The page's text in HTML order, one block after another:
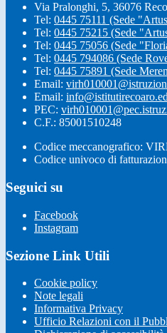
Via Pralonghi, 5, 36076
Tel: 0445 75111 (Sede
Tel: 0445 75215 (Sede
Tel: 0445 75056 (Sede
Tel: 0445 794086 (Sede
Tel: 0445 75891 (Sede
Email:
Email:
PEC:
C.F.: 85001510248
Codice meccanografico:
Codice univoco di
Seguici su
Facebook
Instagram
Sezione Link Utili
Cookie policy
Note legali
Informativa Privacy
Ufficio Relazioni con il